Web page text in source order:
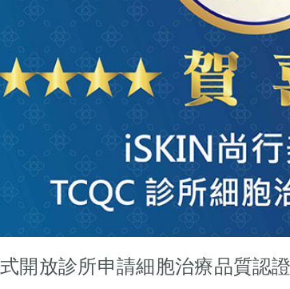
開放診所申請細胞治療品質認